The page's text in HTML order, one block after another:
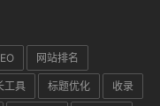
网站排名
工具 标题优化 收录